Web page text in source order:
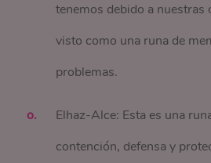
tenemos debido a nuestras
visto como una runa de
problemas.
Elhaz-Alce: Esta es una
contención, defensa y